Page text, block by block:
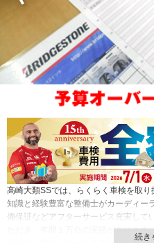
高崎大類SSでは、らくらく車検を取り
知識と経験豊富な整備士がカーディー
備保証などアフターサービス充実して
ただき、年間１万台の実績があります